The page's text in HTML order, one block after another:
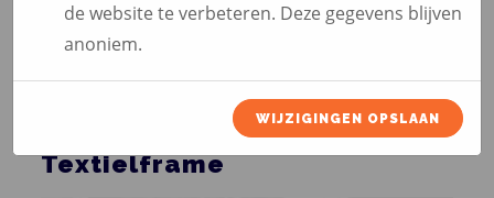
Textielframe
de website te verbeteren. Deze gegevens blijven
anoniem.
WIJZIGINGEN OPSLAAN